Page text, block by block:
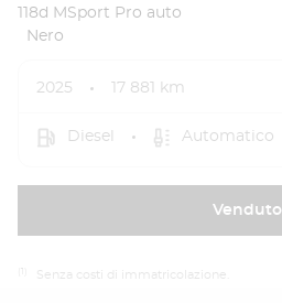
118d MSport Pro auto
Nero
2025 17 881 km
Diesel Automatico
Venduto
(1) Senza costi di immatricolazione.